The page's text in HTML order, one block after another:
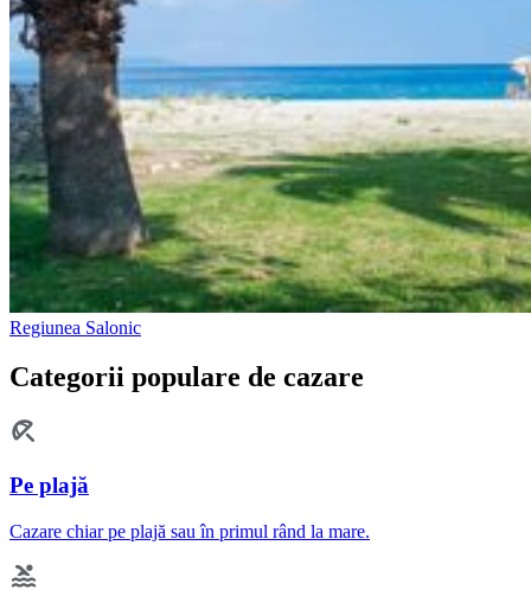
Regiunea Salonic
Categorii populare de cazare
Pe plajă
Cazare chiar pe plajă sau în primul rând la mare.